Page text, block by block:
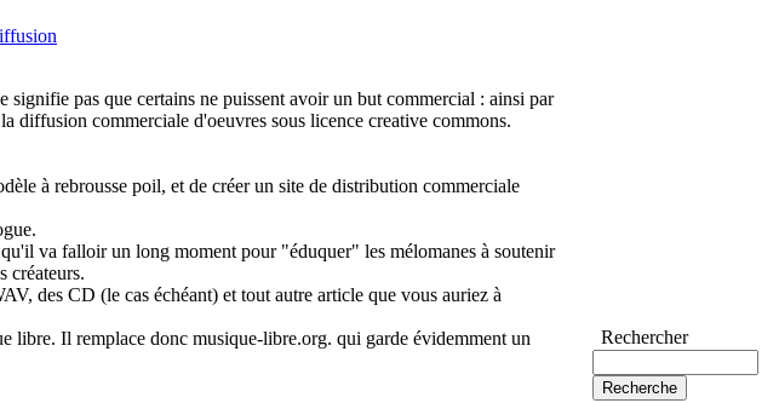
pas que certains ne puissent avoir un but commercial : ainsi par
diffusion commerciale d'oeuvres sous licence creative commons.
à rebrousse poil, et de créer un site de distribution commerciale
va falloir un long moment pour "éduquer" les mélomanes à soutenir
créateurs.
des CD (le cas échéant) et tout autre article que vous auriez à
libre. Il remplace donc musique-libre.org. qui garde évidemment un
Rechercher